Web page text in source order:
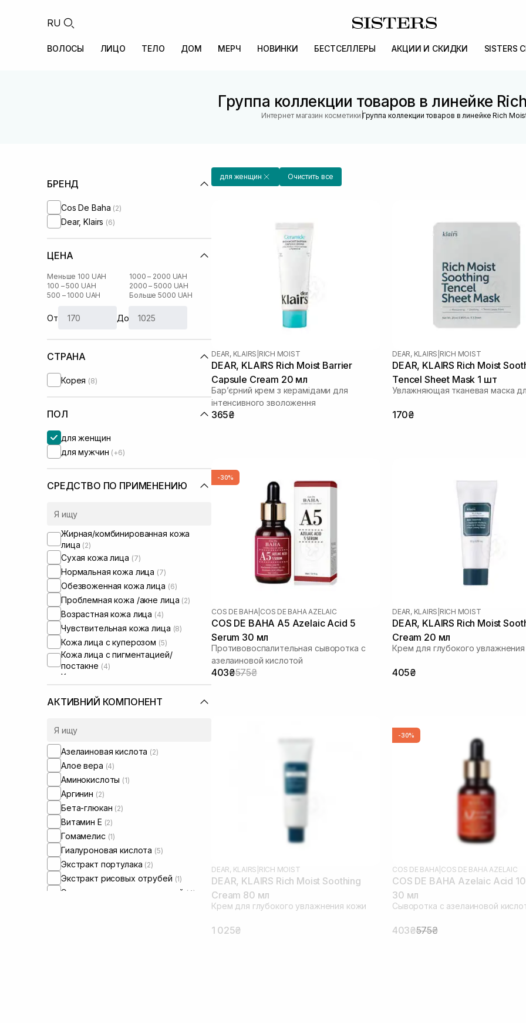
RU
ВОЛОСЫ ЛИЦО ТЕЛО ДОМ МЕРЧ НОВИНКИ БЕСТСЕЛЛЕРЫ АКЦИИ И СКИДКИ SISTERS
Группа коллекции товаров в линейке
Интернет магазин косметики |Группа коллекции товаров в линейке Rich
БРЕНД
Cos De Baha (2)
Dear, Klairs (6)
ЦЕНА
Меньше 100 UAH
100 – 500 UAH
500 – 1000 UAH
1000 – 2000 UAH
2000 – 5000 UAH
Больше 5000 UAH
От До
СТРАНА
Корея (8)
ПОЛ
для женщин
для мужчин (+6)
СРЕДСТВО ПО ПРИМЕНЕНИЮ
Жирная/комбинированная кожа
лица (2)
Сухая кожа лица (7)
Нормальная кожа лица (7)
Обезвоженная кожа лица (6)
Проблемная кожа /акне лица (2)
Возрастная кожа лица (4)
Чувствительная кожа лица (8)
Кожа лица с куперозом (5)
Кожа лица с пигментацией/
постакне (4)
Кожа лица с расширенными порами
Кожа лица с нарушенным
микробиомом
Увлажняющие сыворотки для лица
(1)
АКТИВНИЙ КОМПОНЕНТ
Азелаиновая кислота (2)
Алое вера (4)
Аминокислоты (1)
Аргинин (2)
Бета-глюкан (2)
Витамин Е (2)
Гомамелис (1)
Гиалуроновая кислота (5)
Экстракт портулака (2)
Экстракт рисовых отрубей (1)
Экстракт центеллы азиатской (4)
для женщин Очистить все
DEAR, KLAIRS RICH MOIST
DEAR, KLAIRS Rich Moist Barrier
Capsule Cream 20 мл
Бар’єрний крем з керамідами для
інтенсивного зволоження
365₴
DEAR, KLAIRS RICH MOIST
DEAR, KLAIRS Rich Moist
Tencel Sheet Mask 1 шт
Увлажняющая тканевая маска
170₴
-30%
COS DE BAHA COS DE BAHA AZELAIC
COS DE BAHA A5 Azelaic Acid 5
Serum 30 мл
Противовоспалительная сыворотка с
азелаиновой кислотой
403₴575₴
DEAR, KLAIRS RICH MOIST
DEAR, KLAIRS Rich Moist
Cream 20 мл
Крем для глубокого
405₴
DEAR, KLAIRS RICH MOIST
DEAR, KLAIRS Rich Moist Soothing
Cream 80 мл
Крем для глубокого увлажнения кожи
1 025₴
-30%
COS DE BAHA COS DE BAHA AZELAIC
COS DE BAHA Azelaic Acid
30 мл
Сыворотка с азелаиновой
403₴575₴